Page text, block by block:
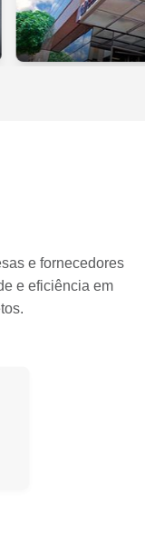
e fornecedores
e eficiência em